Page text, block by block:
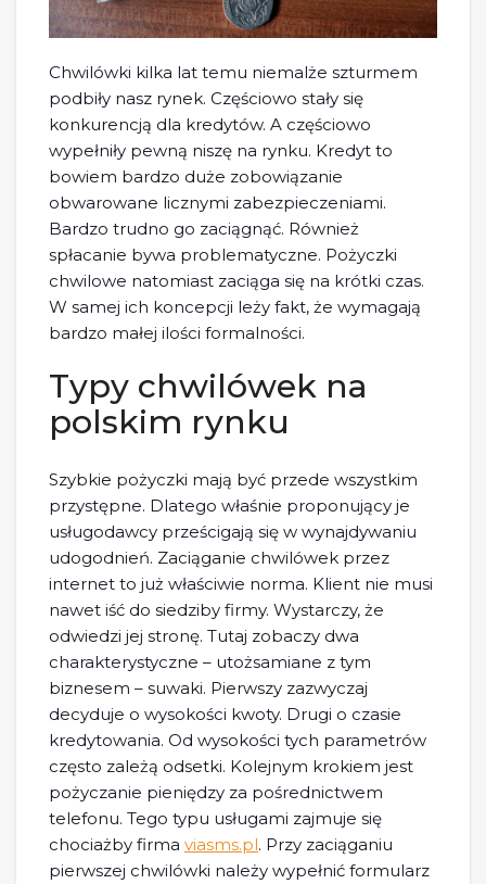
Chwilówki kilka lat temu niemalże szturmem
podbiły nasz rynek. Częściowo stały się
konkurencją dla kredytów. A częściowo
wypełniły pewną niszę na rynku. Kredyt to
bowiem bardzo duże zobowiązanie
obwarowane licznymi zabezpieczeniami.
Bardzo trudno go zaciągnąć. Również
spłacanie bywa problematyczne. Pożyczki
chwilowe natomiast zaciąga się na krótki czas.
W samej ich koncepcji leży fakt, że wymagają
bardzo małej ilości formalności.
Typy chwilówek na
polskim rynku
Szybkie pożyczki mają być przede wszystkim
przystępne. Dlatego właśnie proponujący je
usługodawcy prześcigają się w wynajdywaniu
udogodnień. Zaciąganie chwilówek przez
internet to już właściwie norma. Klient nie musi
nawet iść do siedziby firmy. Wystarczy, że
odwiedzi jej stronę. Tutaj zobaczy dwa
charakterystyczne – utożsamiane z tym
biznesem – suwaki. Pierwszy zazwyczaj
decyduje o wysokości kwoty. Drugi o czasie
kredytowania. Od wysokości tych parametrów
często zależą odsetki. Kolejnym krokiem jest
pożyczanie pieniędzy za pośrednictwem
telefonu. Tego typu usługami zajmuje się
chociażby firma viasms.pl. Przy zaciąganiu
pierwszej chwilówki należy wypełnić formularz